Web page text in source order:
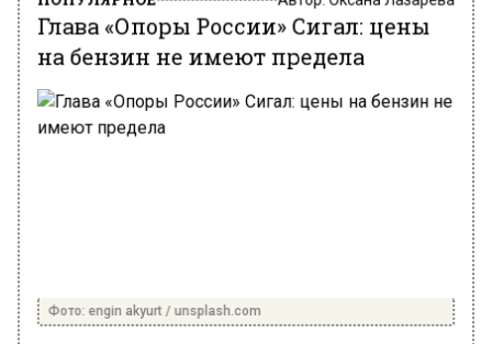
Глава «Опоры России» Сигал: цены
на бензин не имеют предела
Фото: engin akyurt / unsplash.com